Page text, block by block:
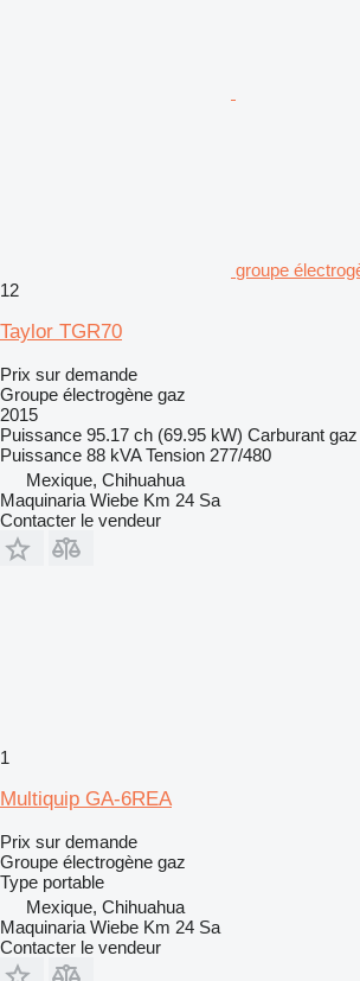
groupe
12
Taylor TGR70
Prix sur demande
Groupe électrogène gaz
2015
Puissance 95.17 ch (69.95 kW) Carburant gaz
Puissance 88 kVA Tension 277/480
Mexique, Chihuahua
Maquinaria Wiebe Km 24 Sa
Contacter le vendeur
1
Multiquip GA-6REA
Prix sur demande
Groupe électrogène gaz
Type portable
Mexique, Chihuahua
Maquinaria Wiebe Km 24 Sa
Contacter le vendeur